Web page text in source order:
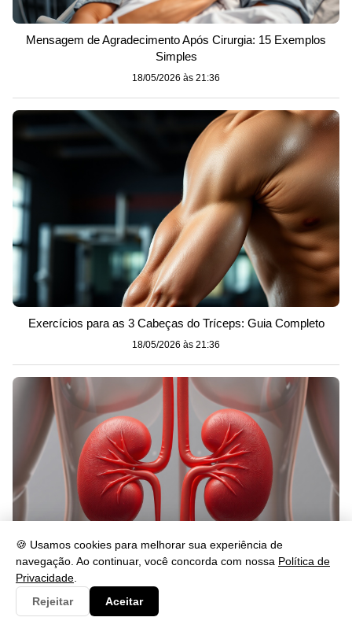
🍪 Usamos cookies para melhorar sua experiência de
navegação. Ao continuar, você concorda com nossa Política de
Privacidade
Rejeitar
Aceitar
Mensagem de Agradecimento Após Cirurgia: 15 Exemplos
Simples
18/05/2026 às 21:36
Exercícios para as 3 Cabeças do Tríceps: Guia Completo
18/05/2026 às 21:36
Quanto Custa um Rim? Preços e Fatores Explicados
18/05/2026 às 21:35